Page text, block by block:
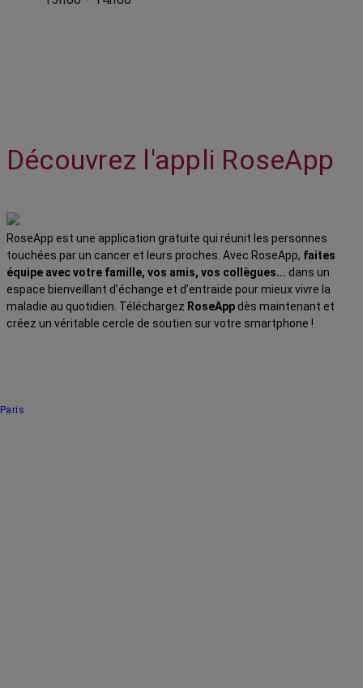
Découvrez l'appli RoseApp
RoseApp est une application gratuite qui réunit les personnes
touchées par un cancer et leurs proches. Avec RoseApp, faites
équipe avec votre famille, vos amis, vos collègues... dans un
espace bienveillant d’échange et d’entraide pour mieux vivre la
maladie au quotidien. Téléchargez RoseApp dès maintenant et
créez un véritable cercle de soutien sur votre smartphone !
Paris